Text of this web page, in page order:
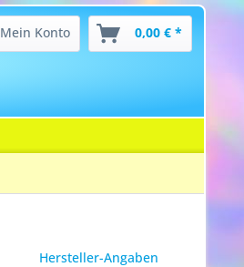
Mein Konto 0,00 € *
Hersteller-Angaben